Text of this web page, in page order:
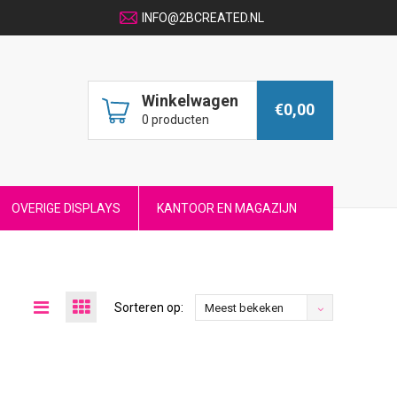
INFO@2BCREATED.NL
Winkelwagen
0 producten
€0,00
OVERIGE DISPLAYS KANTOOR EN MAGAZIJN
Sorteren op: Meest bekeken